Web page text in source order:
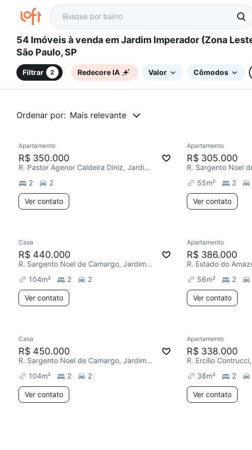
54 Imóveis à venda em Jardim Imperador (Zona Leste),
São Paulo, SP
Filtrar 2 Redecore IA Valor Cômodos
Ordenar por: Mais relevante
Redecorar
Apartamento
R$ 350.000
R. Pastor Agenor Caldeira Diniz, Jardim Imperador (Zona Leste)
2
2
Ver contato
Apartamento
R$ 305.000
55m² 2
Ver contato
Casa
R$ 440.000
R. Sargento Noel de Camargo, Jardim Imperador (Zona Leste)
104m² 2 2
Ver contato
Redecorar
Apartamento
R$ 386.000
56m² 2
Ver contato
Casa
R$ 450.000
R. Sargento Noel de Camargo, Jardim Imperador (Zona Leste)
104m² 2 2
Ver contato
Apartamento
R$ 338.000
38m² 2
Ver contato